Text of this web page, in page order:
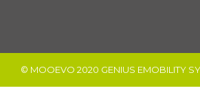
© MOOEVO 2020 GENIUS EMOBILITY